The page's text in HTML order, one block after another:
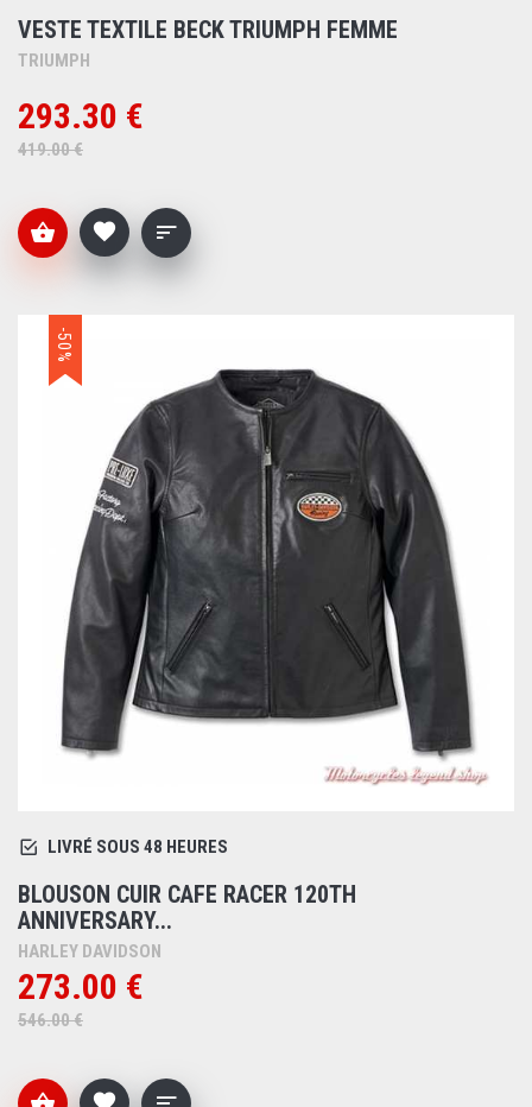
VESTE TEXTILE BECK TRIUMPH FEMME
TRIUMPH
293.30 €
419.00 €
-50%
LIVRÉ SOUS 48 HEURES
BLOUSON CUIR CAFE RACER 120TH
ANNIVERSARY...
HARLEY DAVIDSON
273.00 €
546.00 €